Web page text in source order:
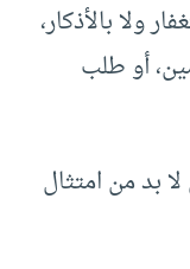
ولا بالأذكار،
أو طلب
بد من امتثال